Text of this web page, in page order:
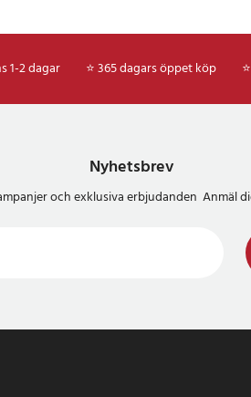
1-2 dagar ⭐ 365 dagars öppet köp ⭐
Nyhetsbrev
och exklusiva erbjudanden Anmäl